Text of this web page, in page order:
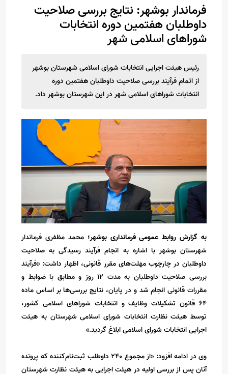
فرماندار بوشهر: نتایج بررسی صلاحیت
داوطلبان هفتمین دوره انتخابات
شوراهای اسلامی شهر
رئیس هیئت اجرایی انتخابات شورای اسلامی شهرستان بوشهر
از اتمام فرآیند بررسی صلاحیت داوطلبان هفتمین دوره
انتخابات شوراهای اسلامی شهر در این شهرستان بوشهر داد.
به گزارش روابط عمومی فرمانداری بوشهر؛ محمد مظفری فرماندار
شهرستان بوشهر با اشاره به انجام فرآیند رسیدگی به صلاحیت
داوطلبان در چارچوب مهلت‌های مقرر قانونی، اظهار داشت: «فرآیند
بررسی صلاحیت داوطلبان به مدت ۱۲ روز و مطابق با ضوابط و
مقررات قانونی انجام شد و در پایان، نتایج بررسی‌ها بر اساس ماده
۶۴ قانون تشکیلات وظایف و انتخابات شوراهای اسلامی کشور،
توسط هیئت نظارت انتخابات شورای اسلامی شهرستان به هیئت
اجرایی انتخابات شورای اسلامی ابلاغ گردید.»
وی در ادامه افزود: «از مجموع ۲۴۰ داوطلب ثبت‌نام‌کننده که پرونده
آنان پس از بررسی اولیه در هیئت اجرایی به هیئت نظارت شهرستان